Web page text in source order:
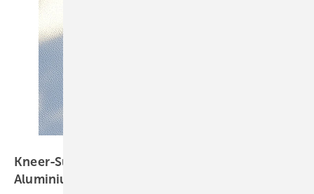
Kneer-Südfenster startet Hybrid-Offensive:
Aluminiumschutz für 90 Euro